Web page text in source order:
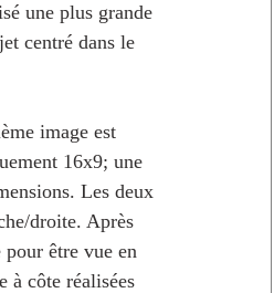
une plus grande
centré dans le
image est
16x9; une
Les deux
droite. Après
pour être vue en
à côte réalisées